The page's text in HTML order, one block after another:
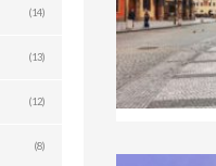
(14)
(13)
(12)
(8)